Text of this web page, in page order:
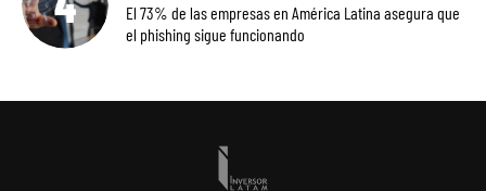
El 73% de las empresas en América Latina asegura que
el phishing sigue funcionando